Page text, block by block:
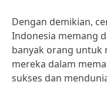
Dengan demikian,
Indonesia memang
banyak orang untuk
mereka dalam
sukses dan